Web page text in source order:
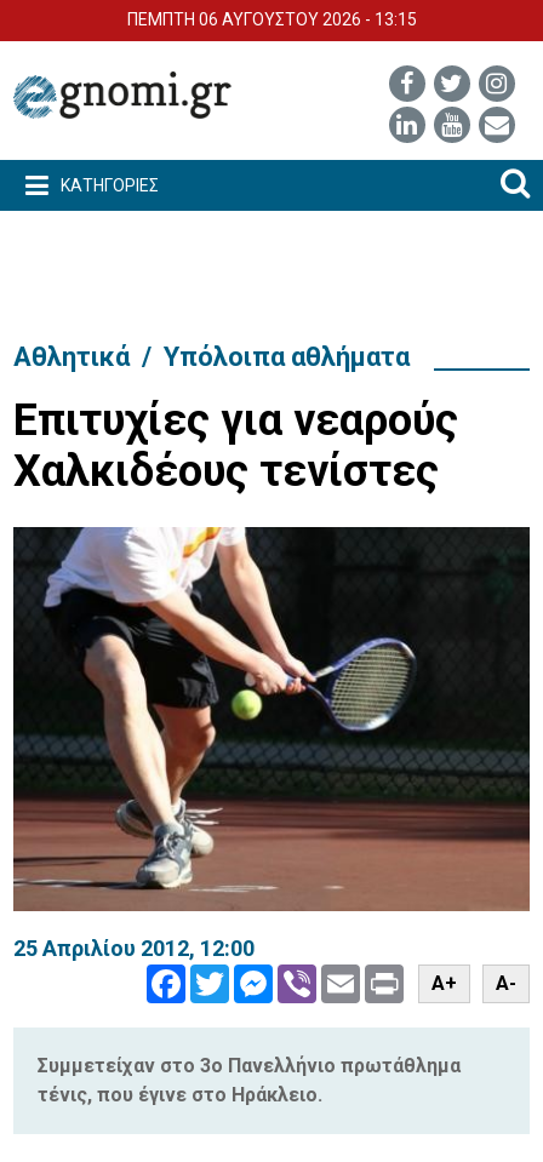
ΠΕΜΠΤΗ 06 ΑΥΓΟΥΣΤΟΥ 2026 - 13:15
ΚΑΤΗΓΟΡΙΕΣ
Αθλητικά / Υπόλοιπα αθλήματα
Επιτυχίες για νεαρούς
Χαλκιδέους τενίστες
25 Απριλίου 2012, 12:00
FacebookTwitterMessenger
Viber Email PrintA+ A-
Συμμετείχαν στο 3ο Πανελλήνιο πρωτάθλημα
τένις, που έγινε στο Ηράκλειο.